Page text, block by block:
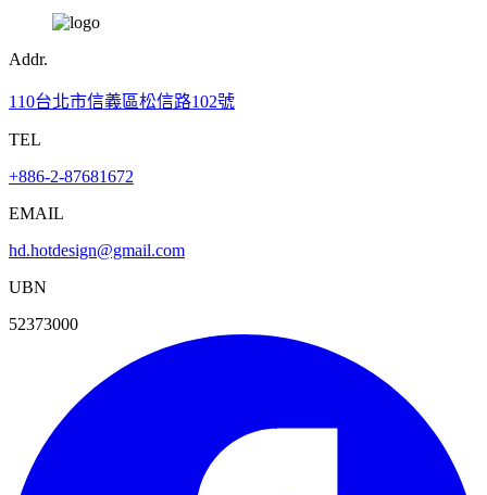
Addr.
110台北市信義區松信路102號
TEL
+886-2-87681672
EMAIL
hd.hotdesign@gmail.com
UBN
52373000